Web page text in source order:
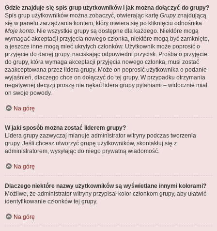
Gdzie znajduje się spis grup użytkowników i jak można dołączyć do grupy?
Spis grup użytkowników można zobaczyć, otwierając kartę Grupyznajdującą
się w panelu zarządzania kontem, który otwiera się po kliknięciu odnośnika
Moje konto. Nie wszystkie grupy są dostępne dla każdego. Niektóre mogą
wymagać akceptacji przyjęcia nowego członka, niektóre mogą być zamknięte,
a jeszcze inne mogą mieć ukrytych członków. Użytkownik może poprosić o
przyjęcie do danej grupy, naciskając odpowiedni przycisk. Prośba o przyjęcie
do grupy, która wymaga akceptacji przyjęcia nowego członka, musi zostać
zaakceptowana przez lidera grupy. Może on poprosić użytkownika o podanie
wyjaśnień, dlaczego chce on dołączyć do tej grupy. W przypadku otrzymania
negatywnej decyzji proszę nie nękać lidera grupy pytaniami – widocznie miał
on swoje powody.
Na górę
W jaki sposób można zostać liderem grupy?
Lidera grupy zazwyczaj mianuje administrator witryny podczas tworzenia
grupy. Jeśli chcesz utworzyć grupę użytkowników, skontaktuj się z
administratorem, wysyłając do niego prywatną wiadomość.
Na górę
Dlaczego niektóre nazwy użytkowników są wyświetlane innymi kolorami?
Możliwe, że administrator witryny przypisał kolor członkom grupy, aby ułatwić
identyfikowanie członków tej grupy.
Na górę